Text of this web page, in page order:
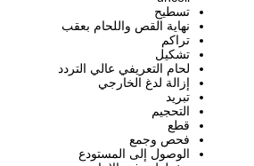
تسطيح
نهاية القص واللحام بعقب
تراكم
تشكيل
لحام التعريفي عالي التردد
إزالة لدغ الخارجي
تبريد
التحجيم
قطع
فحص وجمع
الوصول إلى المستودع